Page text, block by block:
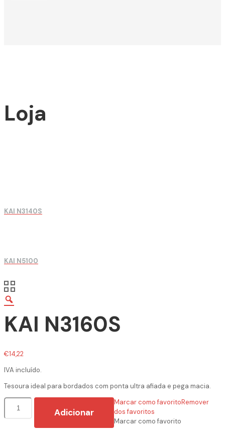
Loja
KAI N3140S
KAI N5100
KAI N3160S
€14,22
IVA incluído.
Tesoura ideal para bordados com ponta ultra afiada e pega macia.
Quantidade
KAI
Adicionar
Marcar como favoritoRemover
dos favoritos
Marcar como favorito